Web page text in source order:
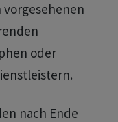
oder
nach Ende